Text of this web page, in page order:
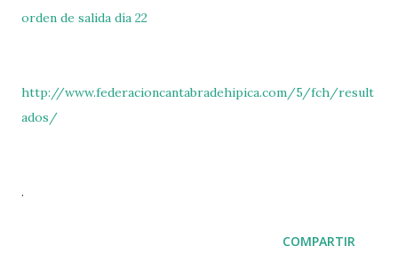
orden de salida día 22
http://www.federacioncantabradehipica.com/5/fch/result
ados/
.
COMPARTIR